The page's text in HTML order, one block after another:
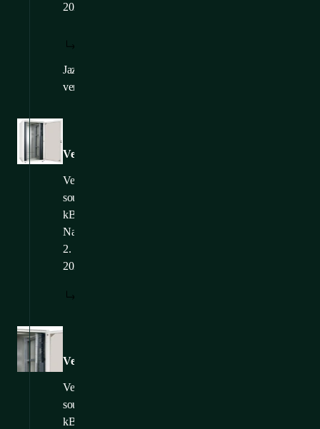
2025
Jazykové
verze:
Vertical_wire_managment_panels_detail
Obrázky
Velikost
souboru: 36,22
kB
Nahráno: 24.
2.
2025
Vertical_wire_management_panels_inside_of_rack
Obrázky
Velikost
souboru: 50,15
kB